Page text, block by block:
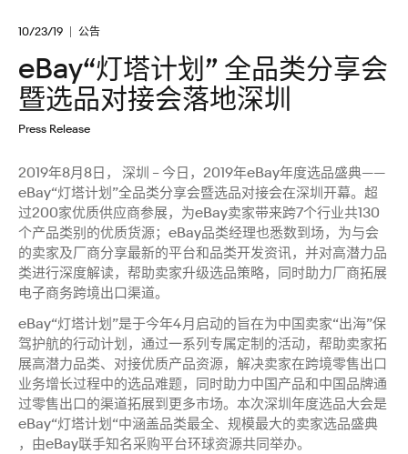
10/23/19 公告
eBay“灯塔计划” 全品类分享会
暨选品对接会落地深圳
Press Release
2019年8月8日， 深圳 – 今日，2019年eBay年度选品盛典——
eBay“灯塔计划”全品类分享会暨选品对接会在深圳开幕。超
过200家优质供应商参展，为eBay卖家带来跨7个行业共130
个产品类别的优质货源；eBay品类经理也悉数到场，为与会
的卖家及厂商分享最新的平台和品类开发资讯，并对高潜力品
类进行深度解读，帮助卖家升级选品策略，同时助力厂商拓展
电子商务跨境出口渠道。
eBay“灯塔计划”是于今年4月启动的旨在为中国卖家“出海”保
驾护航的行动计划，通过一系列专属定制的活动，帮助卖家拓
展高潜力品类、对接优质产品资源，解决卖家在跨境零售出口
业务增长过程中的选品难题，同时助力中国产品和中国品牌通
过零售出口的渠道拓展到更多市场。本次深圳年度选品大会是
eBay“灯塔计划“中涵盖品类最全、规模最大的卖家选品盛典
，由eBay联手知名采购平台环球资源共同举办。